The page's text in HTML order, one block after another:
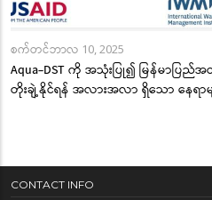
စက်တင်ဘာလ 10, 2025
Aqua-DST ကို အသုံးပြု၍ မြန်မာပြည်အထ
တိုးချဲ့နိုင်ရန် အလားအလာ ရှိသော နေရာမျ
CONTACT INFO